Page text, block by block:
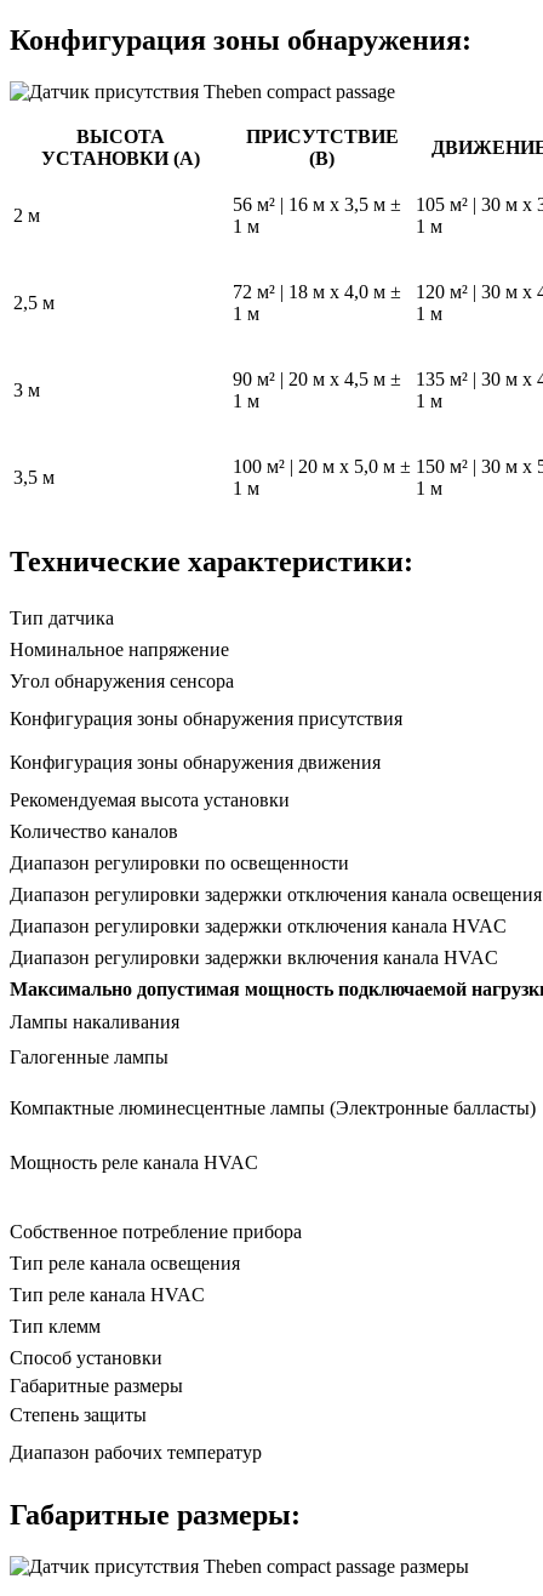
Конфигурация зоны обнаружения:
ВЫСОТА
УСТАНОВКИ (A)
ПРИСУТСТВИЕ
(B)
2 м
56 м² | 16 м x 3,5 м ±
1 м
105 м² | 30 м x
1 м
2,5 м
72 м² | 18 м x 4,0 м ±
1 м
120 м² | 30 м x
1 м
3 м
90 м² | 20 м x 4,5 м ±
1 м
135 м² | 30 м x
1 м
3,5 м
100 м² | 20 м x 5,0 м ±
1 м
150 м² | 30 м x
1 м
Технические характеристики:
Тип датчика
Номинальное напряжение
Угол обнаружения сенсора
Конфигурация зоны обнаружения присутствия
Конфигурация зоны обнаружения движения
Рекомендуемая высота установки
Количество каналов
Диапазон регулировки по освещенности
Диапазон регулировки задержки отключения канала освещения
Диапазон регулировки задержки отключения канала HVAC
Диапазон регулировки задержки включения канала HVAC
Максимально допустимая мощность подключаемой
Лампы накаливания
Галогенные лампы
Компактные люминесцентные лампы (Электронные балласты)
Мощность реле канала HVAC
Собственное потребление прибора
Тип реле канала освещения
Тип реле канала HVAC
Тип клемм
Способ установки
Габаритные размеры
Степень защиты
Диапазон рабочих температур
Габаритные размеры: